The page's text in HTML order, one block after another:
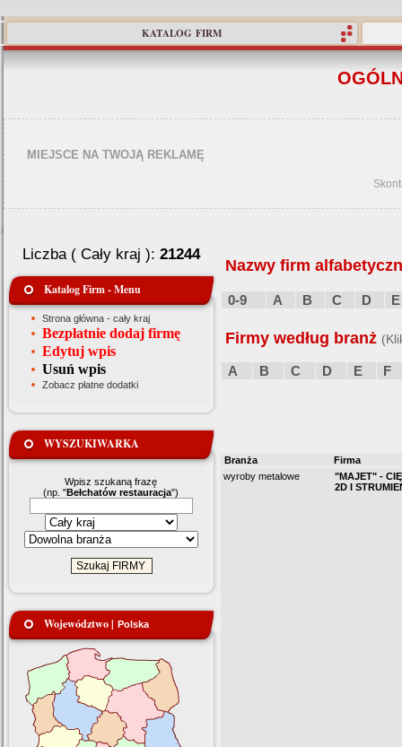
KATALOG FIRM
MIEJSCE NA TWOJĄ REKLAMĘ
Liczba ( Cały kraj ): 21244
Katalog Firm - Menu
Strona główna - cały kraj
Bezpłatnie dodaj firmę
Edytuj wpis
Usuń wpis
Zobacz płatne dodatki
WYSZUKIWARKA
Wpisz szukaną frazę
(np. "Bełchatów restauracja")
Województwo | Polska
Nazwy firm
0-9 A B C D E
Firmy według branż
A B C D E F
Branża
Firma
wyroby metalowe
"MAJET" -
2D I